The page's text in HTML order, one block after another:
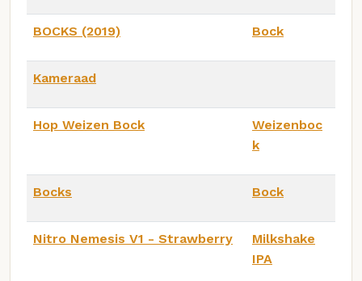
BOCKS (2019) Bock
Kameraad
Hop Weizen Bock
Weizenboc
k
Bocks Bock
Nitro Nemesis V1 - Strawberry
Milkshake
IPA